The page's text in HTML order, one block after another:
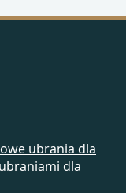
ubrania dla
dla